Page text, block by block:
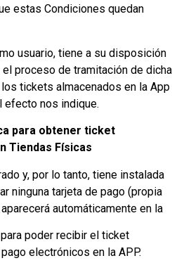
estas Condiciones quedan
usuario, tiene a su disposición
proceso de tramitación de dicha
tickets almacenados en la App
efecto nos indique.
para obtener ticket
Tiendas Físicas
y, por lo tanto, tiene instalada
ninguna tarjeta de pago (propia
automáticamente en la
poder recibir el ticket
electrónicos en la APP.